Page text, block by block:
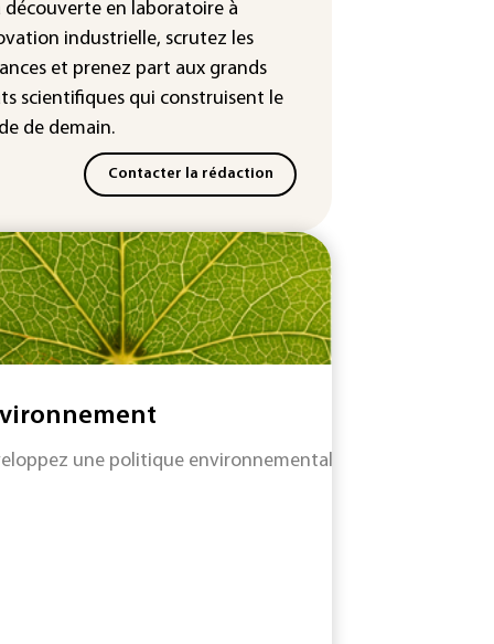
dans les prochains jours en
découverte en laboratoire à
industrielle, scrutez les
et prenez part aux grands
scientifiques qui construisent le
de demain.
Contacter la rédaction
une politique environnementale efficace tout en